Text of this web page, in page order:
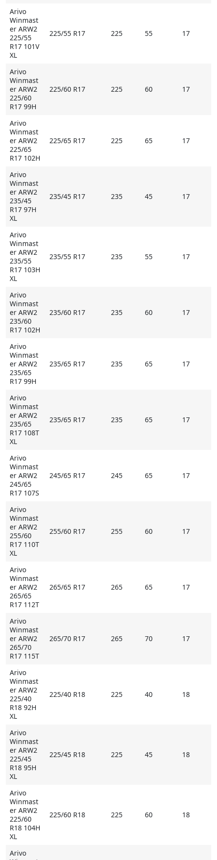
Arivo
Winmast
er ARW2
225/55
R17 101V
XL
225/55 R17 225 55 17
Arivo
Winmast
er ARW2
225/60
R17 99H
225/60 R17 225 60 17
Arivo
Winmast
er ARW2
225/65
R17 102H
225/65 R17 225 65 17
Arivo
Winmast
er ARW2
235/45
R17 97H
XL
235/45 R17 235 45 17
Arivo
Winmast
er ARW2
235/55
R17 103H
XL
235/55 R17 235 55 17
Arivo
Winmast
er ARW2
235/60
R17 102H
235/60 R17 235 60 17
Arivo
Winmast
er ARW2
235/65
R17 99H
235/65 R17 235 65 17
Arivo
Winmast
er ARW2
235/65
R17 108T
XL
235/65 R17 235 65 17
Arivo
Winmast
er ARW2
245/65
R17 107S
245/65 R17 245 65 17
Arivo
Winmast
er ARW2
255/60
R17 110T
XL
255/60 R17 255 60 17
Arivo
Winmast
er ARW2
265/65
R17 112T
265/65 R17 265 65 17
Arivo
Winmast
er ARW2
265/70
R17 115T
265/70 R17 265 70 17
Arivo
Winmast
er ARW2
225/40
R18 92H
XL
225/40 R18 225 40 18
Arivo
Winmast
er ARW2
225/45
R18 95H
XL
225/45 R18 225 45 18
Arivo
Winmast
er ARW2
225/60
R18 104H
XL
225/60 R18 225 60 18
Arivo